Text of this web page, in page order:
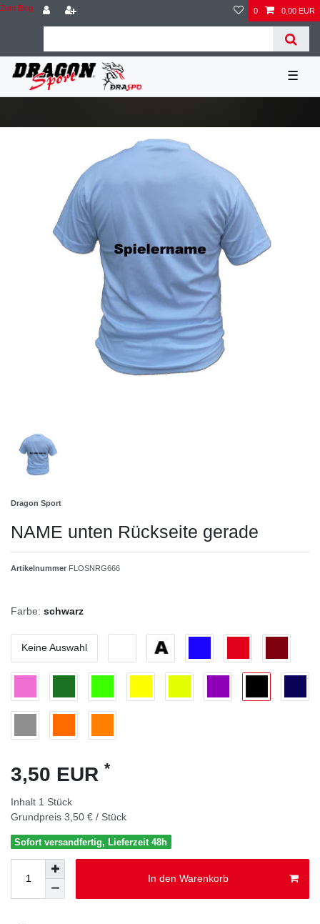
Zum Blog 0 0,00 EUR
☰
Dragon Sport
NAME unten Rückseite gerade
Artikelnummer FLOSNRG666
Farbe: schwarz
Keine Auswahl
3,50 EUR *
Inhalt 1 Stück
Grundpreis 3,50 € / Stück
Sofort versandfertig, Lieferzeit 48h
In den Warenkorb